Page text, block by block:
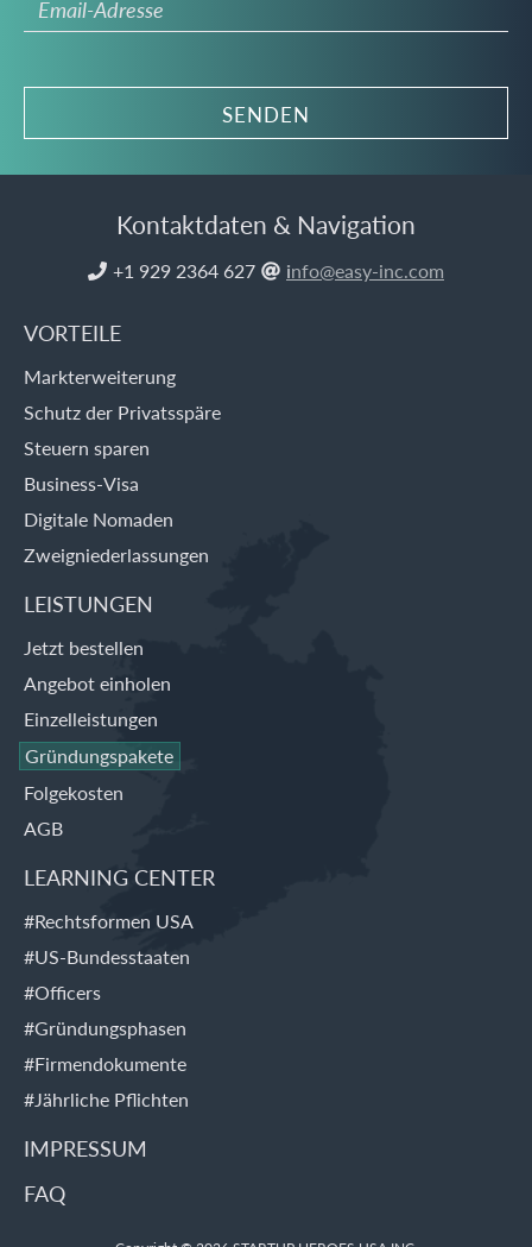
Kontaktdaten & Navigation
 +1 929 2364 627  info@easy-inc.com
VORTEILE
Markterweiterung
Schutz der Privatsspäre
Steuern sparen
Business-Visa
Digitale Nomaden
Zweigniederlassungen
LEISTUNGEN
Jetzt bestellen
Angebot einholen
Einzelleistungen
Gründungspakete
Folgekosten
AGB
LEARNING CENTER
#Rechtsformen USA
#US-Bundesstaaten
#Officers
#Gründungsphasen
#Firmendokumente
#Jährliche Pflichten
IMPRESSUM
FAQ